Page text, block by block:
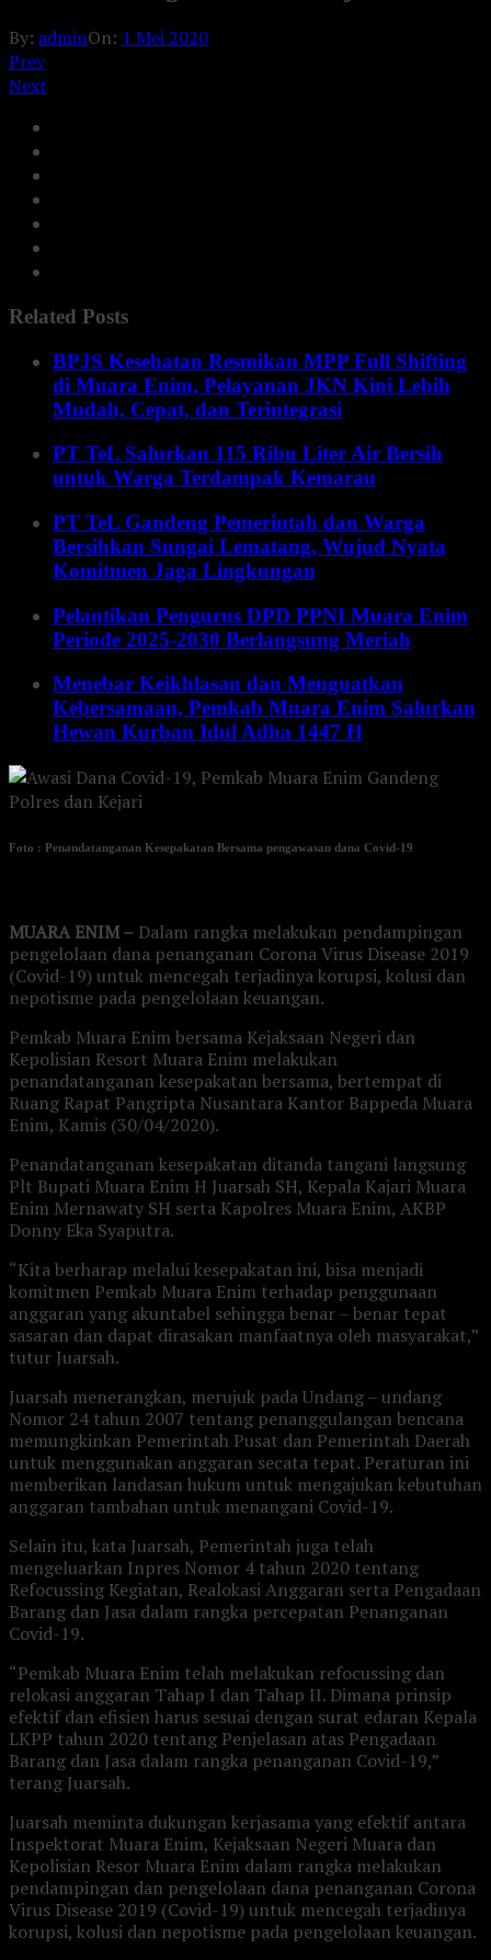
By: adminOn: 1 Mei 2020
Prev
Next
Related Posts
BPJS Kesehatan Resmikan MPP Full Shifting
di Muara Enim, Pelayanan JKN Kini Lebih
Mudah, Cepat, dan Terintegrasi
PT TeL Salurkan 115 Ribu Liter Air Bersih
untuk Warga Terdampak Kemarau
PT TeL Gandeng Pemerintah dan Warga
Bersihkan Sungai Lematang, Wujud Nyata
Komitmen Jaga Lingkungan
Pelantikan Pengurus DPD PPNI Muara Enim
Periode 2025-2030 Berlangsung Meriah
Menebar Keikhlasan dan Menguatkan
Kebersamaan, Pemkab Muara Enim Salurkan
Hewan Kurban Idul Adha 1447 H
Foto : Penandatanganan Kesepakatan Bersama pengawasan dana Covid-19
MUARA ENIM – Dalam rangka melakukan pendampingan
pengelolaan dana penanganan Corona Virus Disease 2019
(Covid-19) untuk mencegah terjadinya korupsi, kolusi dan
nepotisme pada pengelolaan keuangan.
Pemkab Muara Enim bersama Kejaksaan Negeri dan
Kepolisian Resort Muara Enim melakukan
penandatanganan kesepakatan bersama, bertempat di
Ruang Rapat Pangripta Nusantara Kantor Bappeda Muara
Enim, Kamis (30/04/2020).
Penandatanganan kesepakatan ditanda tangani langsung
Plt Bupati Muara Enim H Juarsah SH, Kepala Kajari Muara
Enim Mernawaty SH serta Kapolres Muara Enim, AKBP
Donny Eka Syaputra.
“Kita berharap melalui kesepakatan ini, bisa menjadi
komitmen Pemkab Muara Enim terhadap penggunaan
anggaran yang akuntabel sehingga benar – benar tepat
sasaran dan dapat dirasakan manfaatnya oleh masyarakat,”
tutur Juarsah.
Juarsah menerangkan, merujuk pada Undang – undang
Nomor 24 tahun 2007 tentang penanggulangan bencana
memungkinkan Pemerintah Pusat dan Pemerintah Daerah
untuk menggunakan anggaran secata tepat. Peraturan ini
memberikan landasan hukum untuk mengajukan kebutuhan
anggaran tambahan untuk menangani Covid-19.
Selain itu, kata Juarsah, Pemerintah juga telah
mengeluarkan Inpres Nomor 4 tahun 2020 tentang
Refocussing Kegiatan, Realokasi Anggaran serta Pengadaan
Barang dan Jasa dalam rangka percepatan Penanganan
Covid-19.
“Pemkab Muara Enim telah melakukan refocussing dan
relokasi anggaran Tahap I dan Tahap II. Dimana prinsip
efektif dan efisien harus sesuai dengan surat edaran Kepala
LKPP tahun 2020 tentang Penjelasan atas Pengadaan
Barang dan Jasa dalam rangka penanganan Covid-19,”
terang Juarsah.
Juarsah meminta dukungan kerjasama yang efektif antara
Inspektorat Muara Enim, Kejaksaan Negeri Muara dan
Kepolisian Resor Muara Enim dalam rangka melakukan
pendampingan dan pengelolaan dana penanganan Corona
Virus Disease 2019 (Covid-19) untuk mencegah terjadinya
korupsi, kolusi dan nepotisme pada pengelolaan keuangan.